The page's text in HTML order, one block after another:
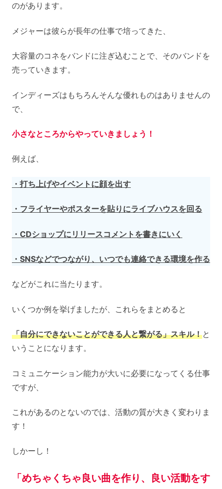
のがあります。
メジャーは彼らが長年の仕事で培ってきた、
大容量のコネをバンドに注ぎ込むことで、そのバンドを
売っていきます。
インディーズはもちろんそんな優れものはありませんの
で、
小さなところからやっていきましょう！
例えば、
・打ち上げやイベントに顔を出す
・フライヤーやポスターを貼りにライブハウスを回る
・CDショップにリリースコメントを書きにいく
・SNSなどでつながり、いつでも連絡できる環境を作る
などがこれに当たります。
いくつか例を挙げましたが、これらをまとめると
「自分にできないことができる人と繋がる」スキル！と
いうことになります。
コミュニケーション能力が大いに必要になってくる仕事
ですが、
これがあるのとないのでは、活動の質が大きく変わりま
す！
しかーし！
「めちゃくちゃ良い曲を作り、良い活動をす